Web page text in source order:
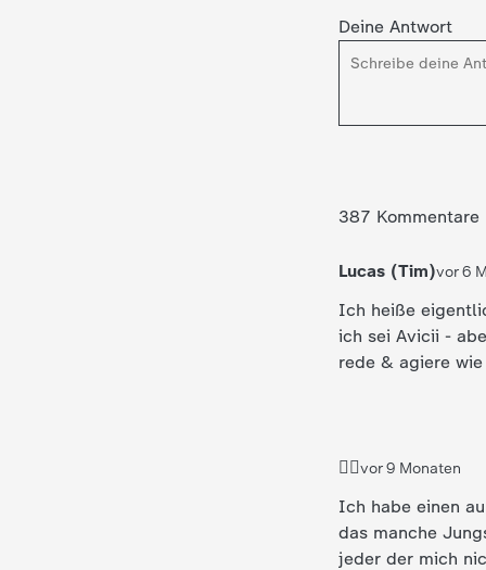
Deine Antwort
387 Kommentare
Lucas (Tim)vor 6
Ich heiße
ich sei Avicii -
rede & agiere
🚶‍♀️vor 9 Monaten
Ich habe einen
das manche
jeder der mich